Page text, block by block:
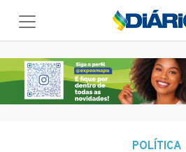
POLÍTICA